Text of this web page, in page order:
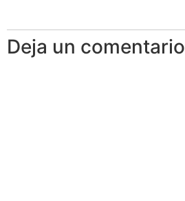
Deja un comentario